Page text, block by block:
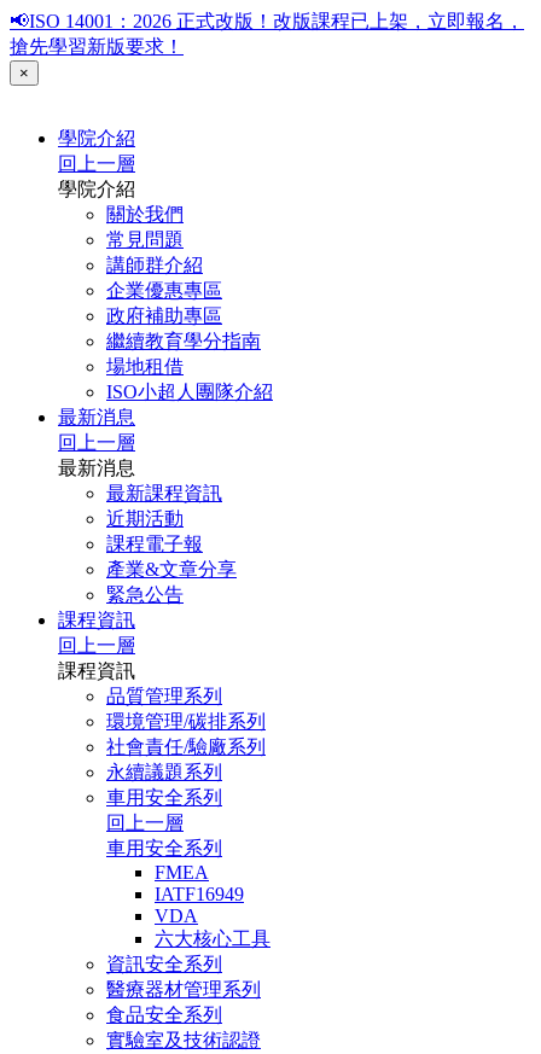
📢ISO 14001：2026 正式改版！改版課程已上架，立即報名，
搶先學習新版要求！
×
學院介紹
回上一層
學院介紹
關於我們
常見問題
講師群介紹
企業優惠專區
政府補助專區
繼續教育學分指南
場地租借
ISO小超人團隊介紹
最新消息
回上一層
最新消息
最新課程資訊
近期活動
課程電子報
產業&文章分享
緊急公告
課程資訊
回上一層
課程資訊
品質管理系列
環境管理/碳排系列
社會責任/驗廠系列
永續議題系列
車用安全系列
回上一層
車用安全系列
FMEA
IATF16949
VDA
六大核心工具
資訊安全系列
醫療器材管理系列
食品安全系列
實驗室及技術認證